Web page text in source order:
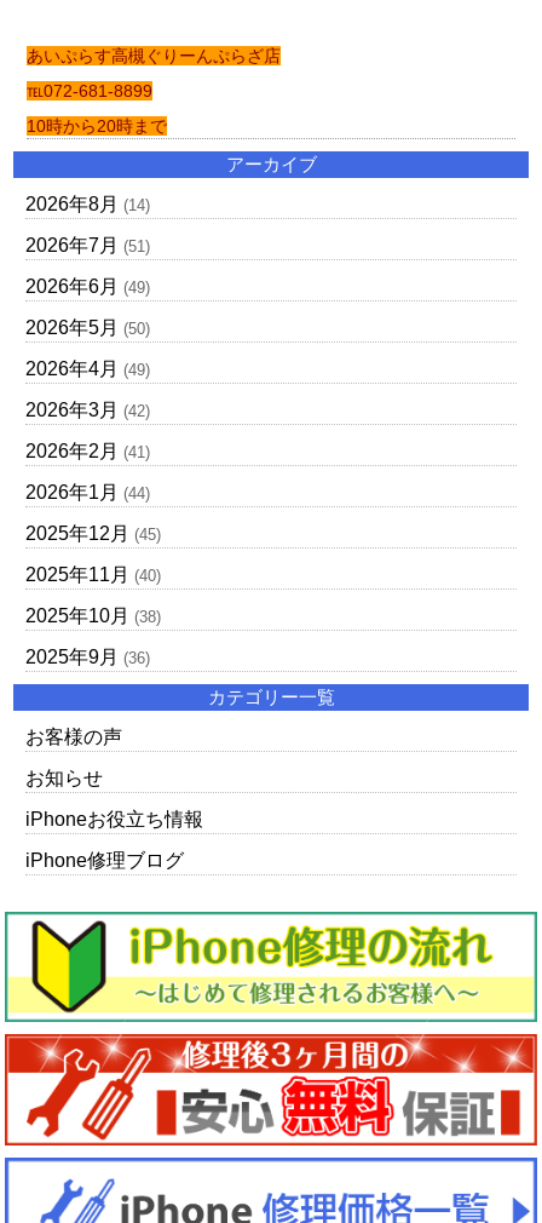
あいぷらす高槻ぐりーんぷらざ店
℡072-681-8899
10時から20時まで
アーカイブ
2026年8月 (14)
2026年7月 (51)
2026年6月 (49)
2026年5月 (50)
2026年4月 (49)
2026年3月 (42)
2026年2月 (41)
2026年1月 (44)
2025年12月 (45)
2025年11月 (40)
2025年10月 (38)
2025年9月 (36)
カテゴリー一覧
お客様の声
お知らせ
iPhoneお役立ち情報
iPhone修理ブログ